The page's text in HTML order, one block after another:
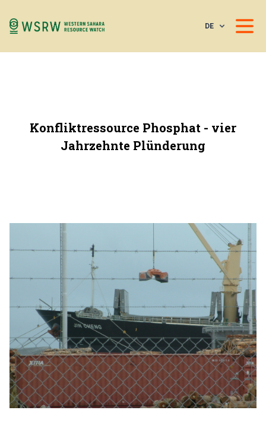
DE
Konfliktressource Phosphat - vier
Jahrzehnte Plünderung